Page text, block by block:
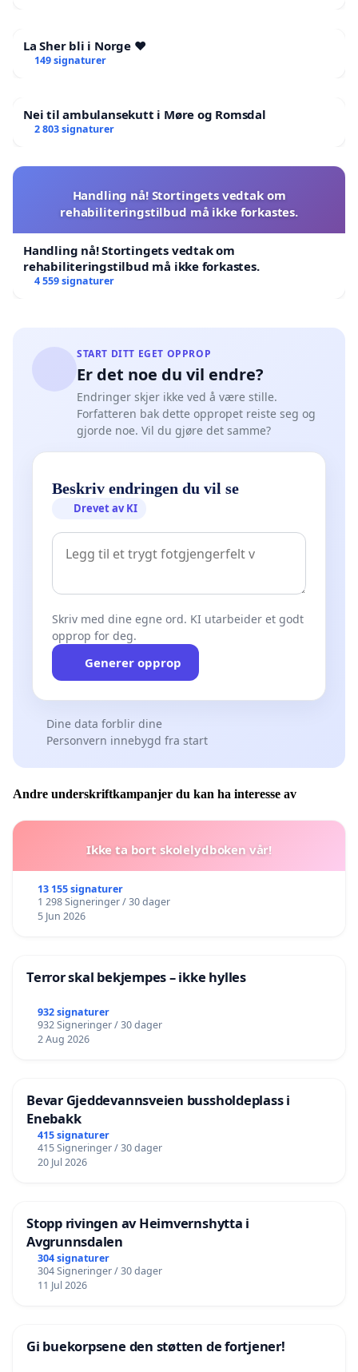
La Sher bli i Norge ❤️
149 signaturer
Nei til ambulansekutt i Møre og Romsdal
2 803 signaturer
Handling nå! Stortingets vedtak om
rehabiliteringstilbud må ikke forkastes.
Handling nå! Stortingets vedtak om
rehabiliteringstilbud må ikke forkastes.
4 559 signaturer
START DITT EGET OPPROP
Er det noe du vil endre?
Endringer skjer ikke ved å være stille.
Forfatteren bak dette oppropet reiste seg og
gjorde noe. Vil du gjøre det samme?
Beskriv endringen du vil se
Drevet av KI
Skriv med dine egne ord. KI utarbeider et godt
opprop for deg.
Generer opprop
Dine data forblir dine
Personvern innebygd fra start
Andre underskriftkampanjer du kan ha interesse av
Ikke ta bort skolelydboken vår!
13 155 signaturer
1 298 Signeringer / 30 dager
5 Jun 2026
Terror skal bekjempes – ikke hylles
932 signaturer
932 Signeringer / 30 dager
2 Aug 2026
Bevar Gjeddevannsveien bussholdeplass i
Enebakk
415 signaturer
415 Signeringer / 30 dager
20 Jul 2026
Stopp rivingen av Heimvernshytta i
Avgrunnsdalen
304 signaturer
304 Signeringer / 30 dager
11 Jul 2026
Gi buekorpsene den støtten de fortjener!